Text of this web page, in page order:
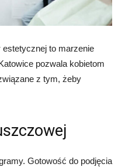
to marzenie
pozwala kobietom
z tym, żeby
Gotowość do podjęcia